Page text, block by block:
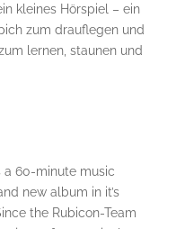
kleines Hörspiel – ein
zum drauflegen und
lernen, staunen und
a 60-minute music
new album in it’s
the Rubicon-Team